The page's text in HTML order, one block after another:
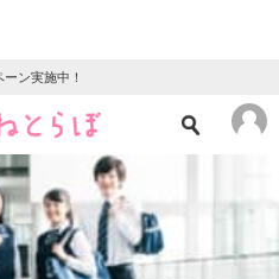
ン実施中！
ニュース
クイズ